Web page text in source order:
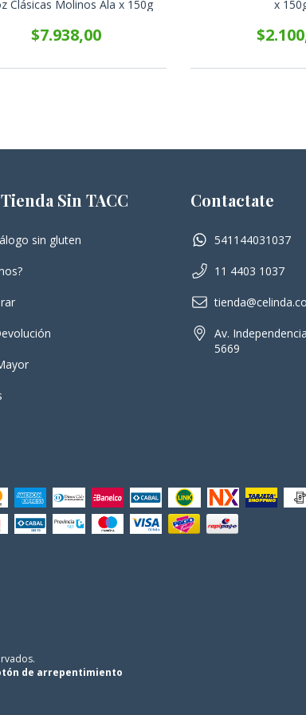
Clásicas Molinos Ala x 150g
$7.938,00
x
Sin TACC
sin gluten
Contactate
541144031037
11 4403 1037
Av.
5669
de arrepentimiento